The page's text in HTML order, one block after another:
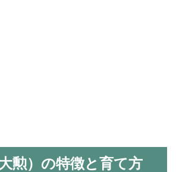
勲）の特徴と育て方